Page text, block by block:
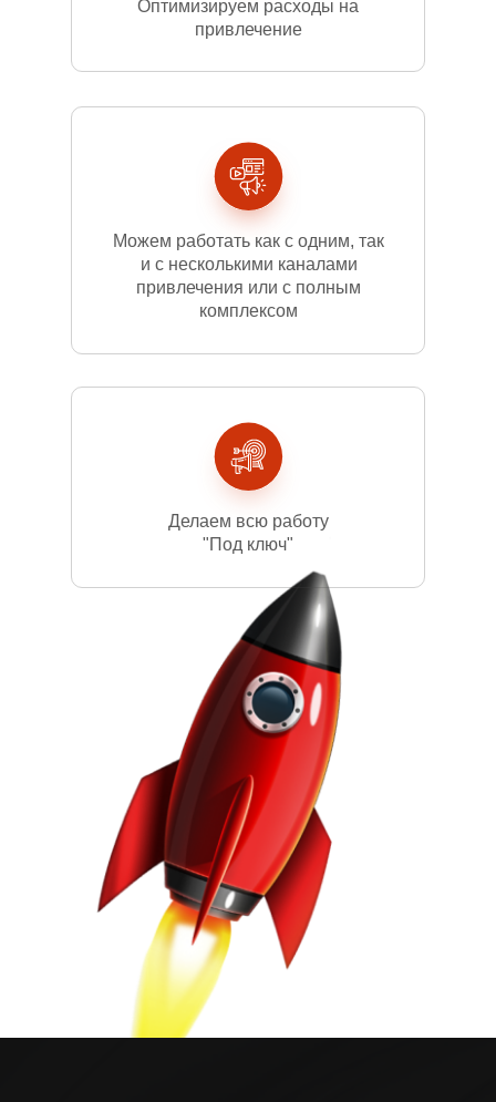
Оптимизируем расходы на
привлечение
Можем работать как с одним, так
и с несколькими каналами
привлечения или с полным
комплексом
Делаем всю работу
"Под ключ"